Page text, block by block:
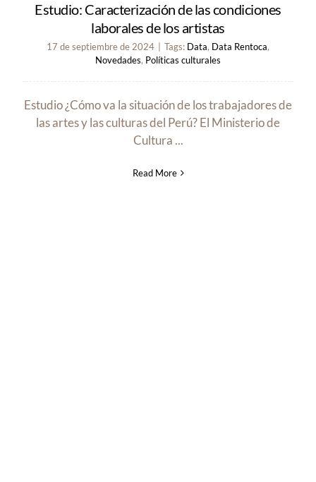
Estudio: Caracterización de las condiciones
laborales de los artistas
17 de septiembre de 2024 Tags: Data, Data Rentoca,
Novedades, Políticas culturales
Estudio ¿Cómo va la situación de los trabajadores de
las artes y las culturas del Perú? El Ministerio de
Cultura ...
Read More